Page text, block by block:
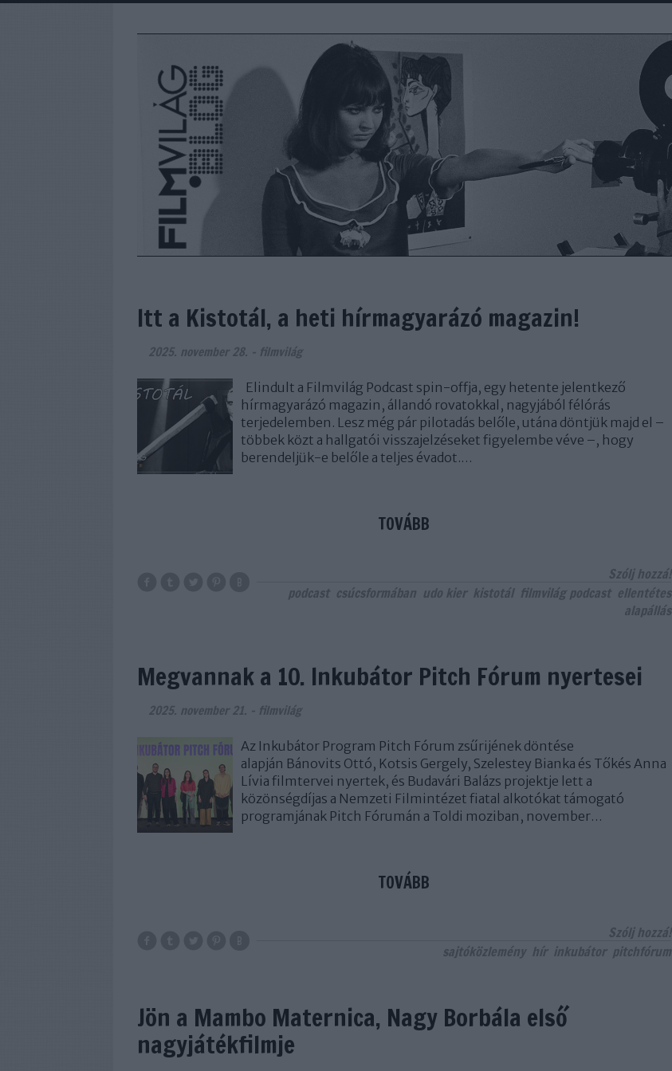
Itt a Kistotál, a heti hírmagyarázó magazin!
2025. november 28. - filmvilág
Elindult a Filmvilág Podcast spin-offja, egy hetente jelentkező
hírmagyarázó magazin, állandó rovatokkal, nagyjából félórás
terjedelemben. Lesz még pár pilotadás belőle, utána döntjük majd el –
többek közt a hallgatói visszajelzéseket figyelembe véve –, hogy
berendeljük-e belőle a teljes évadot.…
TOVÁBB
Szólj hozzá!
podcast csúcsformában udo kier kistotál filmvilág podcast ellentétes
alapállás
Megvannak a 10. Inkubátor Pitch Fórum nyertesei
2025. november 21. - filmvilág
Az Inkubátor Program Pitch Fórum zsűrijének döntése
alapján Bánovits Ottó, Kotsis Gergely, Szelestey Bianka és Tőkés Anna
Lívia filmtervei nyertek, és Budavári Balázs projektje lett a
közönségdíjas a Nemzeti Filmintézet fiatal alkotókat támogató
programjának Pitch Fórumán a Toldi moziban, november…
TOVÁBB
Szólj hozzá!
sajtóközlemény hír inkubátor pitchfórum
Jön a Mambo Maternica, Nagy Borbála első
nagyjátékfilmje